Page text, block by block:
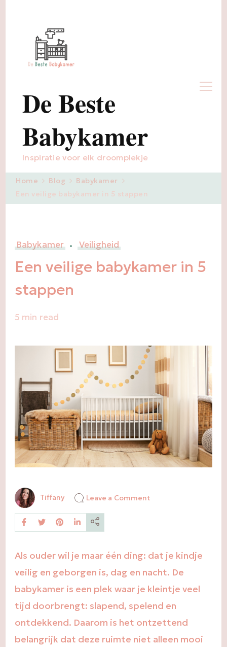
De Beste
Babykamer
Inspiratie voor elk droomplekje
Home Blog
Babykamer
Een veilige babykamer in 5 stappen
Babykamer Veiligheid
Een veilige babykamer in 5
stappen
5 min read
Tiffany Leave a Commenton
stappen
Als ouder wil je maar één ding: dat je kindje
veilig en geborgen is, dag en nacht. De
babykamer is een plek waar je kleintje veel
tijd doorbrengt: slapend, spelend en
ontdekkend. Daarom is het ontzettend
belangrijk dat deze ruimte niet alleen mooi